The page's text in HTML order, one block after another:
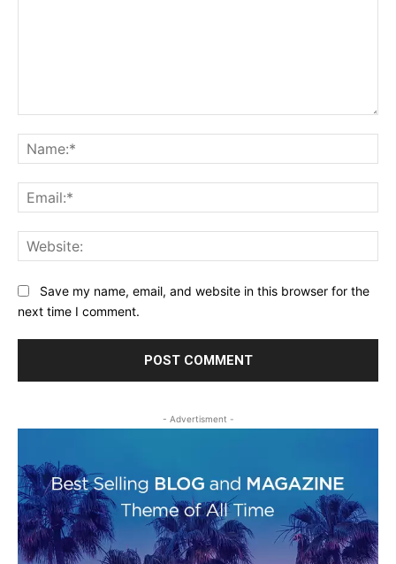
Save my name, email, and website in this browser for the
next time I comment.
- Advertisment -